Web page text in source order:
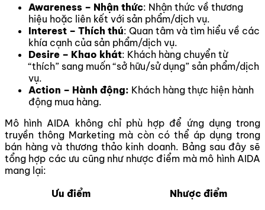
Awareness – Nhận thức: Nhận thức về thương
hiệu hoặc liên kết với sản phẩm/dịch vụ.
Interest – Thích thú: Quan tâm và tìm hiểu về các
khía cạnh của sản phẩm/dịch vụ.
Desire – Khao khát: Khách hàng chuyển từ
“thích” sang muốn “sở hữu/sử dụng” sản phẩm/dịch
vụ.
Action – Hành động: Khách hàng thực hiện hành
động mua hàng.
Mô hình AIDA không chỉ phù hợp để ứng dụng trong
truyền thông Marketing mà còn có thể áp dụng trong
bán hàng và thương thảo kinh doanh. Bảng sau đây sẽ
tổng hợp các ưu cũng như nhược điểm mà mô hình AIDA
mang lại:
Ưu điểm
Nhược điểm